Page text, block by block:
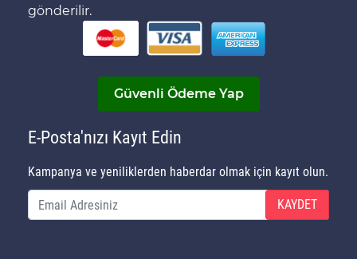
gönderilir.
Güvenli Ödeme Yap
E-Posta'nızı Kayıt Edin
Kampanya ve yeniliklerden haberdar olmak için kayıt olun.
KAYDET